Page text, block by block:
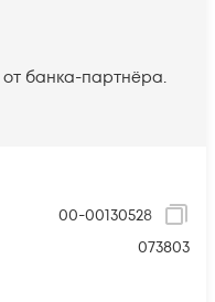
00-00130528
073803
от банка-партнёра.